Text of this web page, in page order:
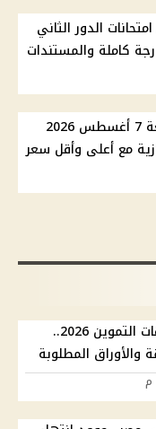
الدور الثاني
كاملة والمستندات
أسعار الدولار اليوم الجمعة 7 أغسطس 2026
مع أعلى وأقل سعر
إضافة المواليد على بطاقات التموين 2026..
والأوراق المطلوبة